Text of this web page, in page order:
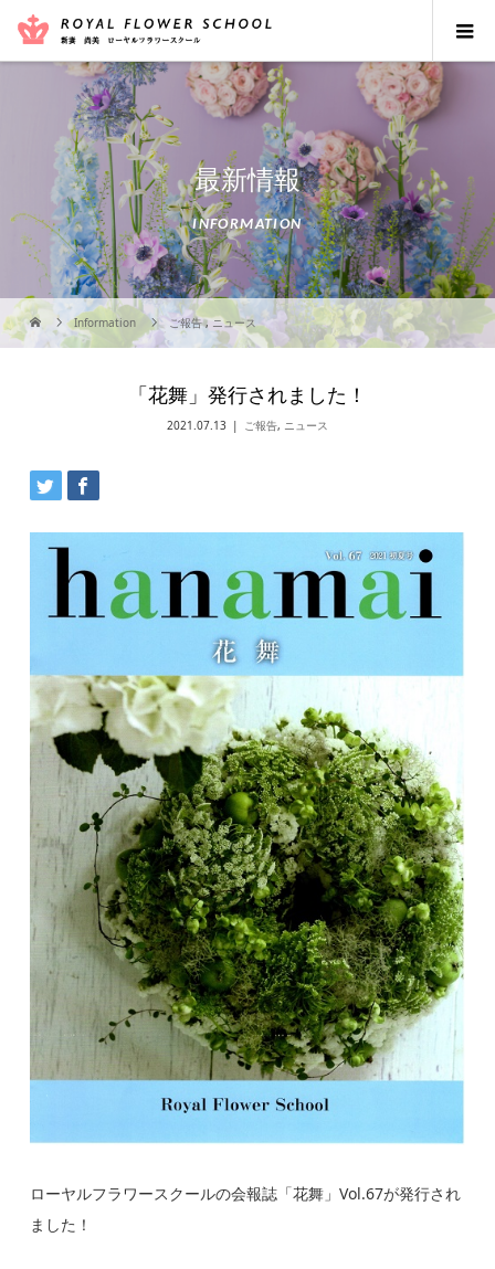
最新情報
INFORMATION
Information ご報告 ,ニュース
「花舞」発行されました！
2021.07.13 ご報告, ニュース
ローヤルフラワースクールの会報誌「花舞」Vol.67が発行され
ました！